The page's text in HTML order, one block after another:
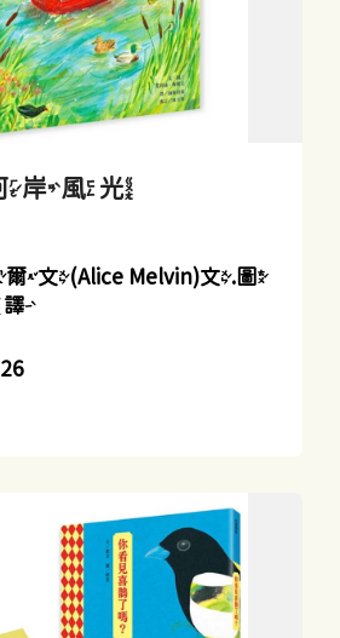
岸風光
文(Alice Melvin)文.圖
譯